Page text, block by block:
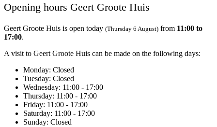
Opening hours Geert Groote Huis
Geert Groote Huis is open today (Thursday 6 August) from 11:00 to
17:00.
A visit to Geert Groote Huis can be made on the following days:
Monday: Closed
Tuesday: Closed
Wednesday: 11:00 - 17:00
Thursday: 11:00 - 17:00
Friday: 11:00 - 17:00
Saturday: 11:00 - 17:00
Sunday: Closed